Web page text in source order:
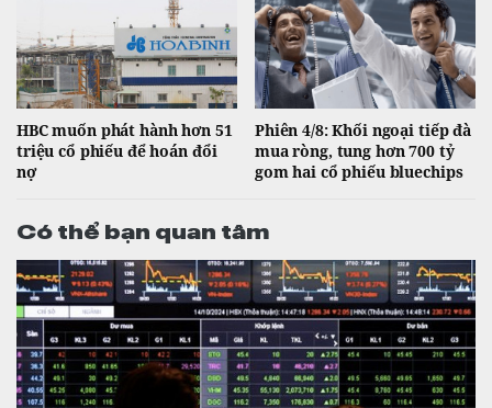
HBC muốn phát hành hơn 51
triệu cổ phiếu để hoán đổi
nợ
Phiên 4/8: Khối ngoại tiếp đà
mua ròng, tung hơn 700 tỷ
gom hai cổ phiếu bluechips
Có thể bạn quan tâm